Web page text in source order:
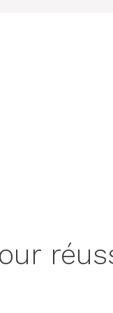
automatic-